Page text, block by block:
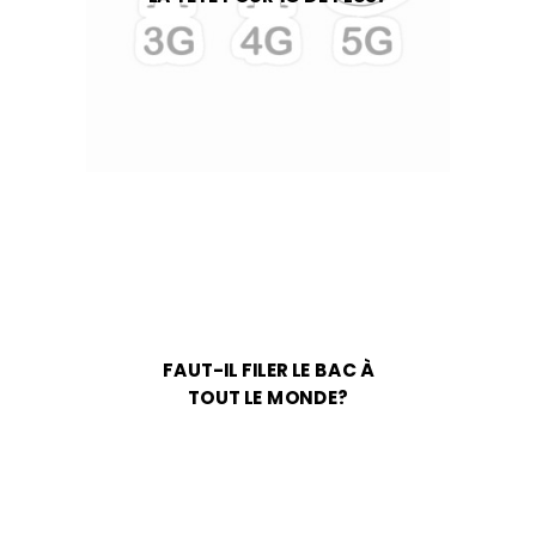
FAUT-IL FILER LE BAC À
TOUT LE MONDE?